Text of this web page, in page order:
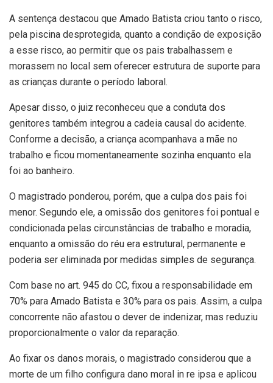
A sentença destacou que Amado Batista criou tanto o risco,
pela piscina desprotegida, quanto a condição de exposição
a esse risco, ao permitir que os pais trabalhassem e
morassem no local sem oferecer estrutura de suporte para
as crianças durante o período laboral.
Apesar disso, o juiz reconheceu que a conduta dos
genitores também integrou a cadeia causal do acidente.
Conforme a decisão, a criança acompanhava a mãe no
trabalho e ficou momentaneamente sozinha enquanto ela
foi ao banheiro.
O magistrado ponderou, porém, que a culpa dos pais foi
menor. Segundo ele, a omissão dos genitores foi pontual e
condicionada pelas circunstâncias de trabalho e moradia,
enquanto a omissão do réu era estrutural, permanente e
poderia ser eliminada por medidas simples de segurança.
Com base no art. 945 do CC, fixou a responsabilidade em
70% para Amado Batista e 30% para os pais. Assim, a culpa
concorrente não afastou o dever de indenizar, mas reduziu
proporcionalmente o valor da reparação.
Ao fixar os danos morais, o magistrado considerou que a
morte de um filho configura dano moral in re ipsa e aplicou